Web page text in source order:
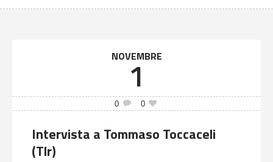
NOVEMBRE
1
0 0
Intervista a Tommaso Toccaceli
(Tlr)